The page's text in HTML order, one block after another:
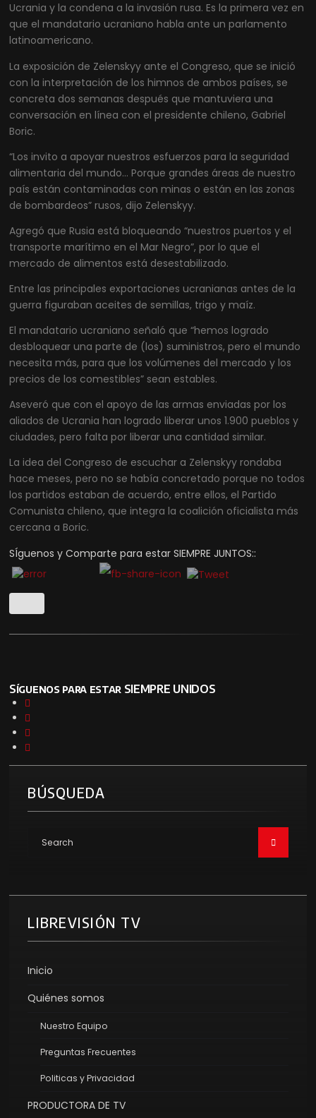
Ucrania y la condena a la invasión rusa. Es la primera vez en
que el mandatario ucraniano habla ante un parlamento
latinoamericano.
La exposición de Zelenskyy ante el Congreso, que se inició
con la interpretación de los himnos de ambos países, se
concreta dos semanas después que mantuviera una
conversación en línea con el presidente chileno, Gabriel
Boric.
“Los invito a apoyar nuestros esfuerzos para la seguridad
alimentaria del mundo… Porque grandes áreas de nuestro
país están contaminadas con minas o están en las zonas
de bombardeos” rusos, dijo Zelenskyy.
Agregó que Rusia está bloqueando “nuestros puertos y el
transporte marítimo en el Mar Negro”, por lo que el
mercado de alimentos está desestabilizado.
Entre las principales exportaciones ucranianas antes de la
guerra figuraban aceites de semillas, trigo y maíz.
El mandatario ucraniano señaló que “hemos logrado
desbloquear una parte de (los) suministros, pero el mundo
necesita más, para que los volúmenes del mercado y los
precios de los comestibles” sean estables.
Aseveró que con el apoyo de las armas enviadas por los
aliados de Ucrania han logrado liberar unos 1.900 pueblos y
ciudades, pero falta por liberar una cantidad similar.
La idea del Congreso de escuchar a Zelenskyy rondaba
hace meses, pero no se había concretado porque no todos
los partidos estaban de acuerdo, entre ellos, el Partido
Comunista chileno, que integra la coalición oficialista más
cercana a Boric.
SÍguenos y Comparte para estar SIEMPRE JUNTOS::
Síguenos para estar SIEMPRE UNIDOS
BÚSQUEDA
LIBREVISIÓN TV
Inicio
Quiénes somos
Nuestro Equipo
Preguntas Frecuentes
Politicas y Privacidad
PRODUCTORA DE TV